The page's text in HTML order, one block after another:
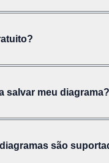
salvar meu diagrama?
são